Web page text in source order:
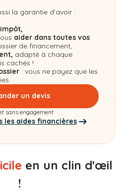
la garantie d’avoir :
aider dans toutes vos
de financement,
adapté à chaque
cachés !
: vous ne payez que les
un devis
sans engagement
les aides financières
en un clin d'œil
!